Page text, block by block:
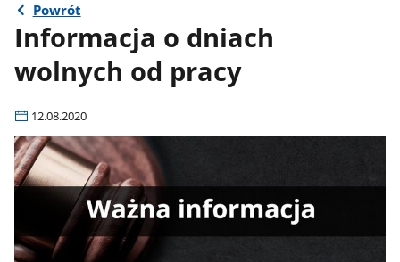
Powrót
Informacja o dniach
wolnych od pracy
12.08.2020